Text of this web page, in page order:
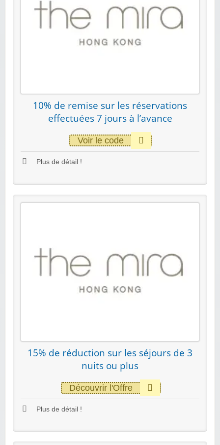
10% de remise sur les réservations
effectuées 7 jours à l’avance
Voir le code
Plus de détail !
15% de réduction sur les séjours de 3
nuits ou plus
Découvrir l'Offre
Plus de détail !